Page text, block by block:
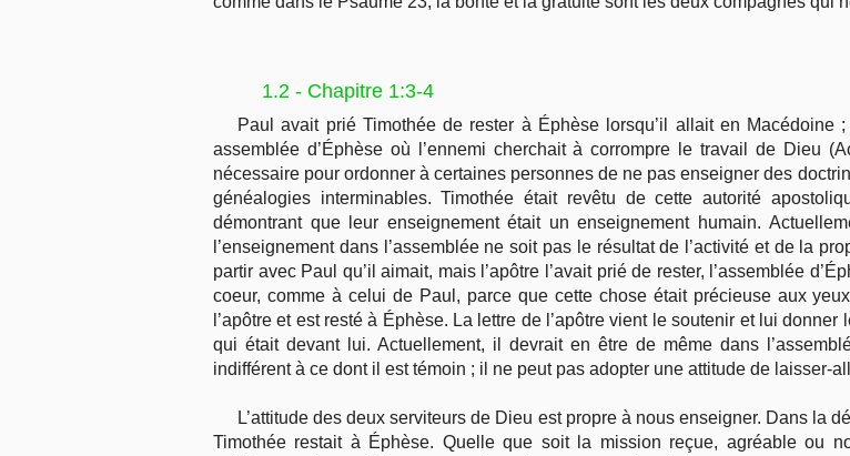
1.2 - Chapitre 1:3-4
Paul avait prié Timothée de rester à Éphèse lorsqu’il allait en
assemblée d’Éphèse où l’ennemi cherchait à corrompre le travail de Dieu
nécessaire pour ordonner à certaines personnes de ne pas enseigner des
généalogies interminables. Timothée était revêtu de cette autorité
démontrant que leur enseignement était un enseignement humain.
l’enseignement dans l’assemblée ne soit pas le résultat de l’activité et de la
partir avec Paul qu’il aimait, mais l’apôtre l’avait prié de rester, l’assemblée
coeur, comme à celui de Paul, parce que cette chose était précieuse aux
l’apôtre et est resté à Éphèse. La lettre de l’apôtre vient le soutenir et lui
qui était devant lui. Actuellement, il devrait en être de même dans
indifférent à ce dont il est témoin ; il ne peut pas adopter une attitude de laisser-
L’attitude des deux serviteurs de Dieu est propre à nous enseigner. Dans la
Timothée restait à Éphèse. Quelle que soit la mission reçue, agréable ou